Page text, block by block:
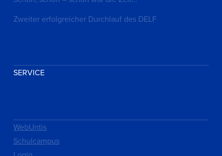
Zweiter erfolgreicher Durchlauf des DELF
SERVICE
WebUntis
Schulcampus